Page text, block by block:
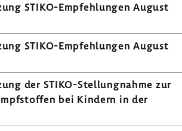
STIKO-​Empfehlungen August
STIKO-​Empfehlungen August
der STIKO-​Stellungnahme zur
bei Kindern in der